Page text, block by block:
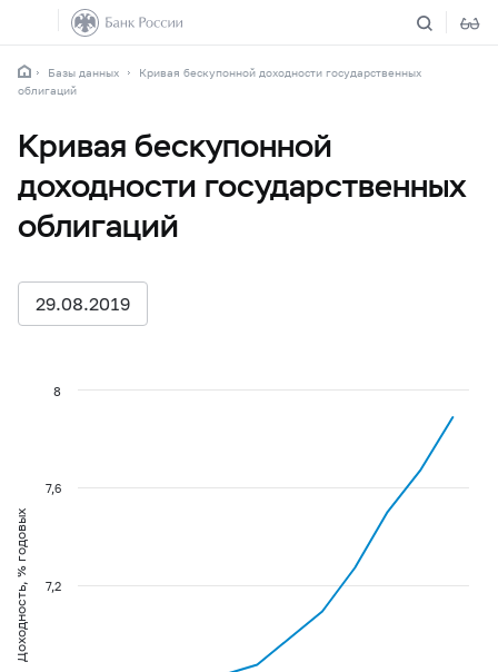
Базы данных
Кривая бескупонной доходности государственных
облигаций
Кривая бескупонной
доходности государственных
облигаций
29.08.2019
Доходность, % годовых 7,2
7,6
8